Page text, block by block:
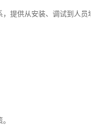
提供从安装、调试到人员